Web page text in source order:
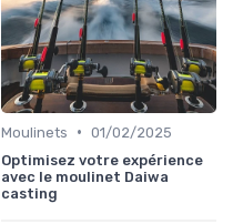
Moulinets • 01/02/2025
Optimisez votre expérience
avec le moulinet Daiwa
casting